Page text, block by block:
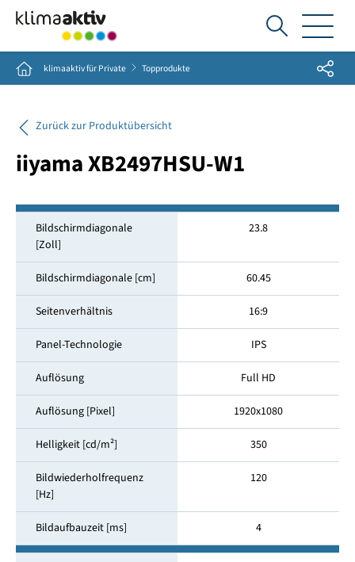
Ich
suche...
Home klimaaktiv für Private Topprodukte Share
Zurück zur Produktübersicht
iiyama XB2497HSU-W1
Bildschirmdiagonale
[Zoll]
23.8
Bildschirmdiagonale [cm] 60.45
Seitenverhältnis 16:9
Panel-Technologie IPS
Auflösung Full HD
Auflösung [Pixel] 1920x1080
Helligkeit [cd/m²] 350
Bildwiederholfrequenz
[Hz]
120
Bildaufbauzeit [ms] 4